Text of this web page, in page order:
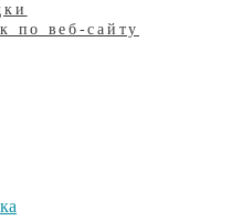
по веб-сайту